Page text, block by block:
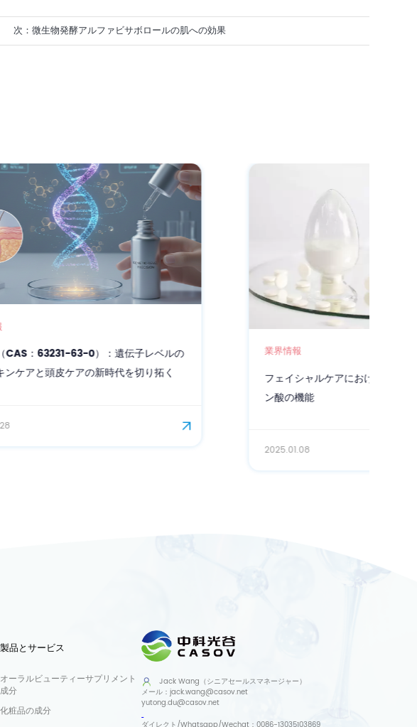
次： 微生物発酵アルファビサボロールの肌への効果
レベルの
り拓く
業界情報
フェイシャルケアにおけるN-アセチルノイラミ
製品とサービス
オーラルビューティーサプリメント
成分
化粧品の成分
Jack Wang（シニアセールスマネージャー）
メール：jack.wang@casov.net
yutong.du@casov.net